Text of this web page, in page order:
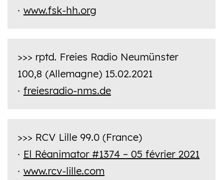
· www.fsk-hh.org
>>> rptd. Freies Radio Neumünster
100,8 (Allemagne) 15.02.2021
· freiesradio-nms.de
>>> RCV Lille 99.0 (France)
· El Réanimator #1374 – 05 février 2021
· www.rcv-lille.com